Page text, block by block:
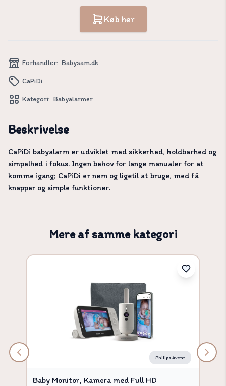
Køb her
Forhandler: Babysam.dk
CaPiDi
Kategori: Babyalarmer
Beskrivelse
CaPiDi babyalarm er udviklet med sikkerhed, holdbarhed og
simpelhed i fokus. Ingen behov for lange manualer for at
komme igang; CaPiDi er nem og ligetil at bruge, med få
knapper og simple funktioner.
Mere af samme kategori
Philips Avent
Baby Monitor, Kamera med Full HD